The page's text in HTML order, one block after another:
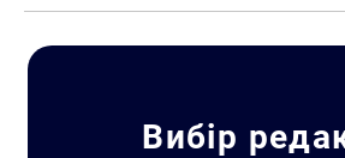
Вибір